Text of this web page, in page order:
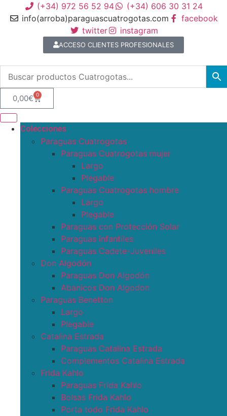
(+34) 972 56 52 94
(+34) 606 30 31 24
info(arroba)paraguascuatrogotas.com
facebook
twitter
instagram
ACCESO CLIENTES PROFESIONALES
0,00€ 0
Colecciones
Paraguas Cuatrogotas
Paraguas Cuatrogotas mujer
Largo
Plegable
Paraguas Cuatrogotas hombre
Largo
Plegable
Paraguas con Protección Solar
Paraguas infantiles
Paraguas Cadete-Juveniles
Don Algodón
Paraguas Don Algodón
Abanicos Don Algodon
Paraguas Benetton
Largo
Plegable
Catalina Estrada
Paraguas Catalina Estrada
Complementos Catalina Estrada
Frida Kahlo
Paraguas Frida Kahlo
Bolsas Frida Kahlo
Porta todo Frida Kahlo